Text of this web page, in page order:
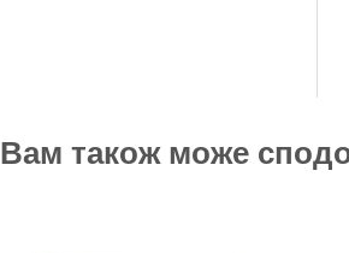
Вам також може